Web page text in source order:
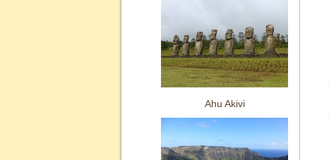
Ahu Akivi